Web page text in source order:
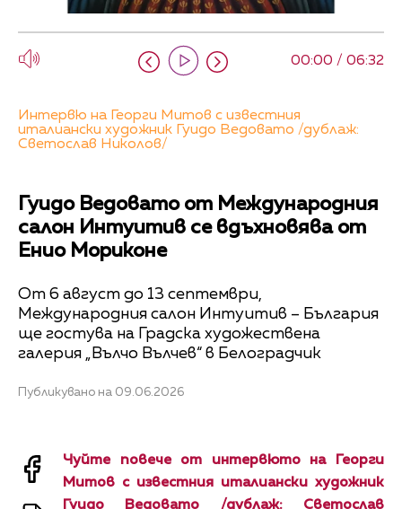
00:00 / 06:32
Интервю на Георги Митов с известния
италиански художник Гуидо Ведовато /дублаж:
Светослав Николов/
Гуидо Ведовато от Международния
салон Интуитив се вдъхновява от
Енио Мориконе
От 6 август до 13 септември,
Международния салон Интуитив – България
ще гостува на Градска художествена
галерия „Вълчо Вълчев“ в Белоградчик
Публикувано на 09.06.2026
Чуйте повече от интервюто на Георги
Митов с известния италиански художник
Гуидо Ведовато /дублаж: Светослав